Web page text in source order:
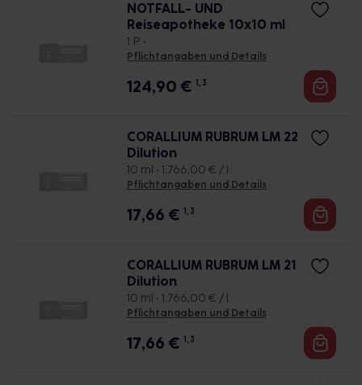
NOTFALL- UND
Reiseapotheke 10x10 ml
1 P •
Pflichtangaben und Details
124,90 € 1, 3
CORALLIUM RUBRUM LM 22
Dilution
10 ml • 1.766,00 € / l
Pflichtangaben und Details
17,66 € 1, 3
CORALLIUM RUBRUM LM 21
Dilution
10 ml • 1.766,00 € / l
Pflichtangaben und Details
17,66 € 1, 3